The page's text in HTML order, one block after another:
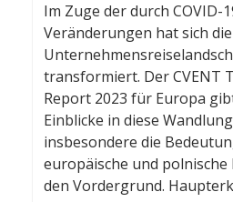
Im Zuge der durch COVID-
Veränderungen hat sich die
transformiert. Der CVENT
Report 2023 für Europa
Einblicke in diese
insbesondere die
europäische und polnische
den Vordergrund.